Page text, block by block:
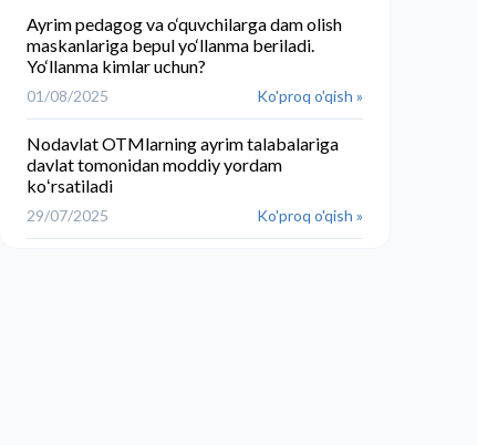
Ayrim pedagog va o‘quvchilarga dam olish
maskanlariga bepul yo‘llanma beriladi.
Yo‘llanma kimlar uchun?
01/08/2025 Ko'proq o'qish »
Nodavlat OTMlarning ayrim talabalariga
davlat tomonidan moddiy yordam
koʻrsatiladi
29/07/2025 Ko'proq o'qish »